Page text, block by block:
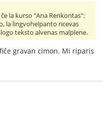
la kurso "Ana Renkontas":
la lingvohelpanto ricevas
teksto alvenas malplene.
gravan cimon. Mi riparis